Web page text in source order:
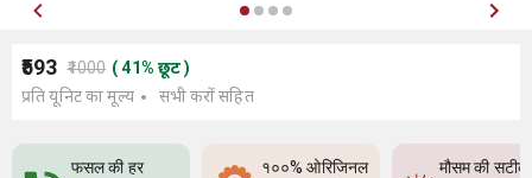
₹593 ₹1000 (41% छूट)
प्रति यूनिट का मूल्य
सभी करों सहित
फसल की हर
१००% ओरिजिनल
मौसम की सटीक